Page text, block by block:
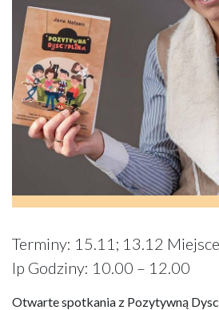
Terminy: 15.11; 13.12
Ip Godziny: 10.00 – 12.00
Otwarte spotkania z Pozytywną